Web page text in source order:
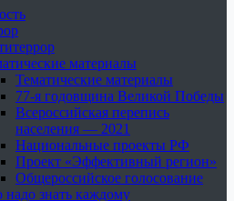
материалы
Тематические материалы
77-я годовщина Великой Победы
Всероссийская перепись
населения — 2021
Национальные проекты РФ
Проект «Эффективный регион»
Общероссийское голосование
надо знать каждому